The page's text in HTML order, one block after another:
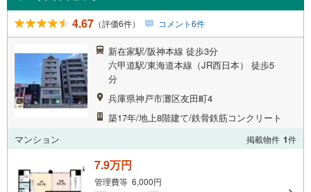
4.67 （評価6件） コメント6件
新在家駅/阪神本線 徒歩3分
六甲道駅/東海道本線（JR西日本） 徒歩5
分
兵庫県神戸市灘区友田町4
築17年/地上8階建て/鉄骨鉄筋コンクリート
マンション
掲載物件 1件
7.9万円
管理費等 6,000円